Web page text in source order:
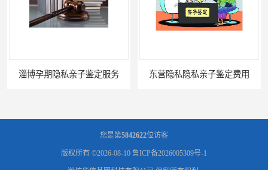
淄博孕期隐私亲子鉴定服务 东营隐私隐私亲子鉴定费用
您是第5842622位访客
版权所有 ©2026-08-10 鲁ICP备2026005309号-1